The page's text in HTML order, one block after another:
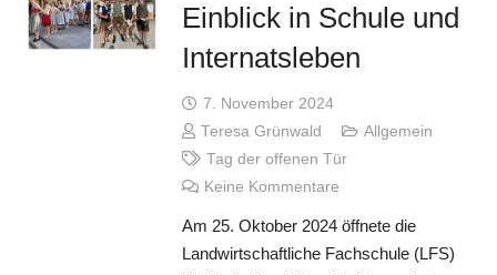
Einblick in Schule und
Internatsleben
7. November 2024
Teresa Grünwald
Allgemein
Tag der offenen Tür
Keine Kommentare
Am 25. Oktober 2024 öffnete die
Landwirtschaftliche Fachschule (LFS)